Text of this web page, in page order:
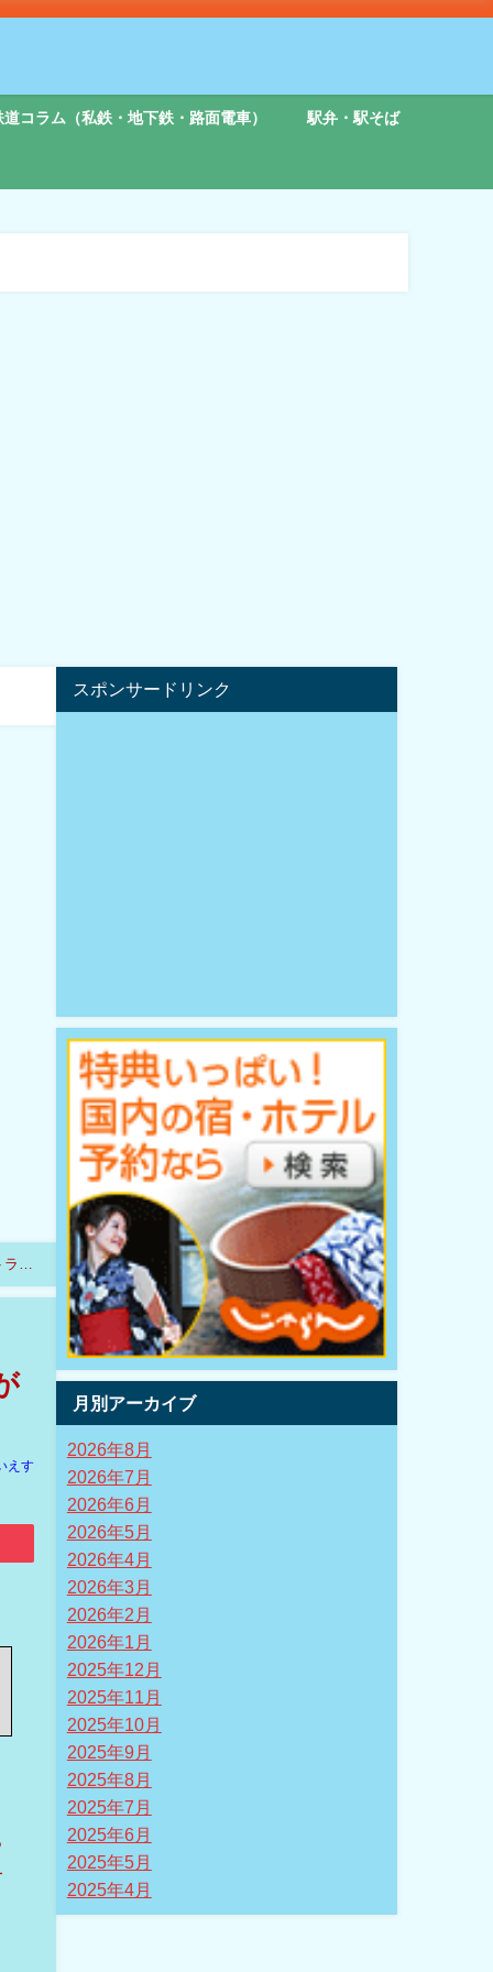
道コラム（私鉄・地下鉄・路面電車） 駅弁・駅そば
ブ
えす
スポンサードリンク
月別アーカイブ
2026年8月
2026年7月
2026年6月
2026年5月
2026年4月
2026年3月
2026年2月
2026年1月
2025年12月
2025年11月
2025年10月
2025年9月
2025年8月
2025年7月
2025年6月
2025年5月
2025年4月